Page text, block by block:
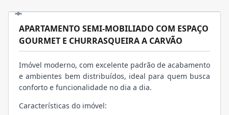
APARTAMENTO SEMI-MOBILIADO COM ESPAÇO
GOURMET E CHURRASQUEIRA A CARVÃO
Imóvel moderno, com excelente padrão de acabamento
e ambientes bem distribuídos, ideal para quem busca
conforto e funcionalidade no dia a dia.
Características do imóvel: